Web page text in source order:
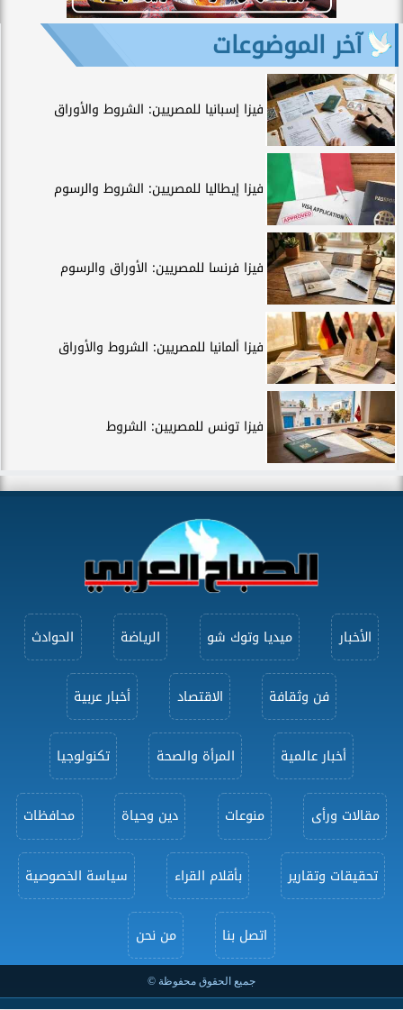
آخر الموضوعات
فيزا إسبانيا للمصريين: الشروط والأوراق
فيزا إيطاليا للمصريين: الشروط والرسوم
فيزا فرنسا للمصريين: الأوراق والرسوم
فيزا ألمانيا للمصريين: الشروط والأوراق
فيزا تونس للمصريين: الشروط
الأخبار ميديا وتوك شو الرياضة الحوادث
فن وثقافة الاقتصاد أخبار عربية
أخبار عالمية المرأة والصحة تكنولوجيا
مقالات ورأى منوعات دين وحياة محافظات
تحقيقات وتقارير بأقلام القراء سياسة الخصوصية
اتصل بنا من نحن
جميع الحقوق محفوظة ©